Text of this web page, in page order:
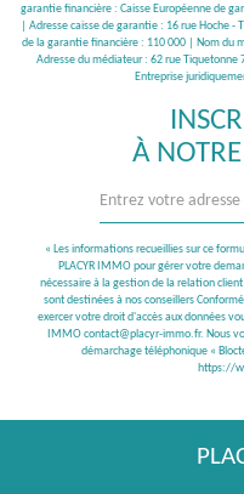
garantie financière : Caisse Européenne de
| Adresse caisse de garantie : 16 rue Hoche -
de la garantie financière : 110 000 | Nom du
Adresse du médiateur : 62 rue Tiquetonne
Entreprise
À
« Les informations recueillies sur ce
PLACYR IMMO pour gérer votre
nécessaire à la gestion de la relation
sont destinées à nos conseillers
exercer votre droit d'accès aux données
IMMO contact@placyr-immo.fr. Nous
démarchage téléphonique «
https://